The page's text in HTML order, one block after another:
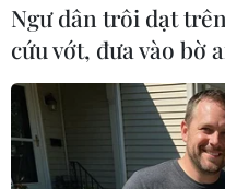
Ngư dân trôi dạt
cứu vớt, đưa vào bờ